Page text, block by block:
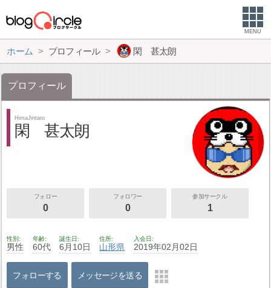
MENU
ホーム プロフィール 閑 甚太朗
プロフィール
HimaJintaro
閑 甚太朗
フォロー
0
フォロワー
0
参加サークル
1
性別
男性
年齢
60代
誕生日
6月10日
住所
山形県
入会日
2019年02月02日
フォローする メッセージを送る